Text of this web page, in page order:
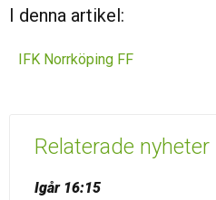
I denna artikel:
IFK Norrköping FF
Relaterade nyheter
Igår 16:15